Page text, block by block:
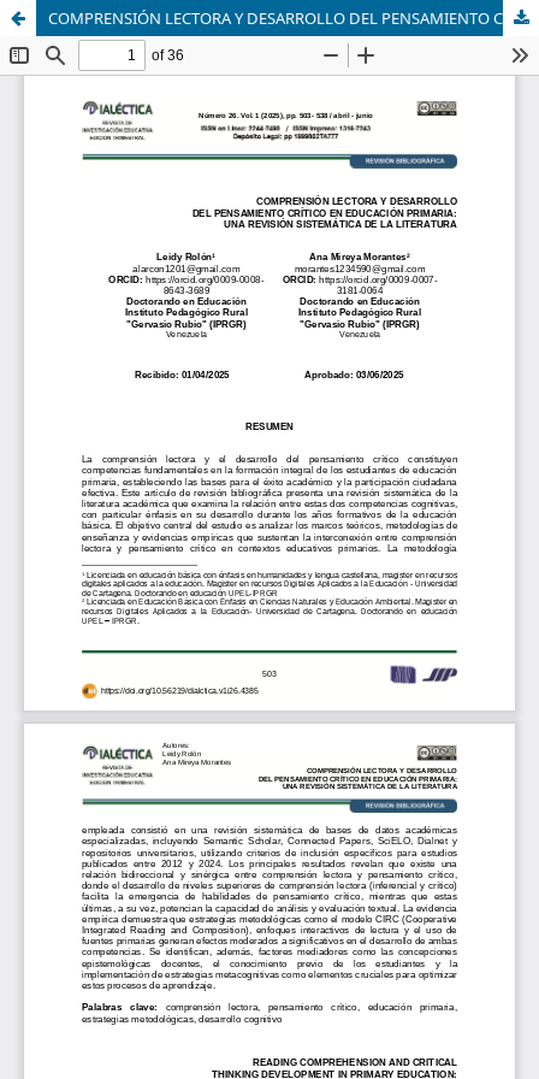
COMPRENSIÓN LECTORA Y DESARROLLO DEL PENSAMIENTO CRÍTICO EN EDUCACIÓN PRIMARIA: UNA REVISIÓN SISTEMÁTICA DE LA LITERATURA